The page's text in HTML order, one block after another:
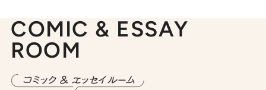
COMIC & ESSAY
ROOM